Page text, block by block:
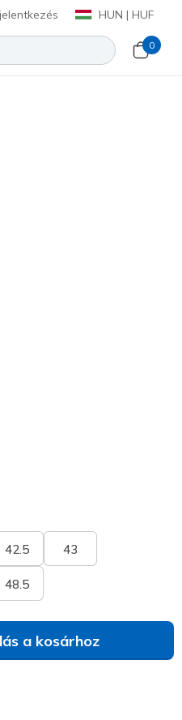
HUN | HUF
0
42.5 43
48.5
a kosárhoz